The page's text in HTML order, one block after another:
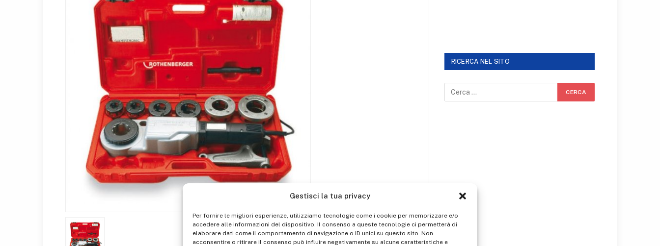
Gestisci la tua privacy
Per fornire le migliori esperienze, utilizziamo tecnologie come i cookie per memorizzare e/o
accedere alle informazioni del dispositivo. Il consenso a queste tecnologie ci permetterà di
elaborare dati come il comportamento di navigazione o ID unici su questo sito. Non
acconsentire o ritirare il consenso può influire negativamente su alcune caratteristiche e
RICERCA NEL SITO